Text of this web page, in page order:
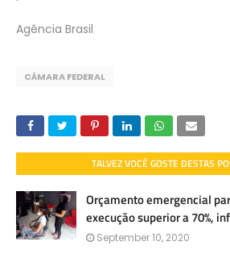
Agência Brasil
CÂMARA FEDERAL
TALVEZ VOCÊ GOSTE DESTAS
Orçamento emergencial
execução superior a 70%,
September 10, 2020